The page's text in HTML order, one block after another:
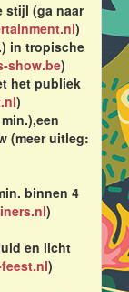
stijl (ga naar
)
in tropische
show.be)
het publiek
)
(meer uitleg:
binnen 4
)
en licht
)